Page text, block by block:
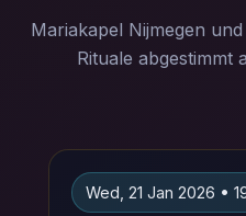
Mariakapel Nijmegen
Rituale abgestimmt
Wed, 21 Jan 2026 •